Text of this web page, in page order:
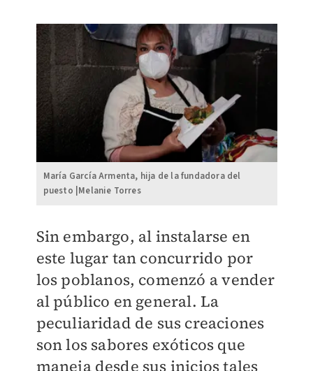
María García Armenta, hija de la fundadora del
puesto |Melanie Torres
Sin embargo, al instalarse en
este lugar tan concurrido por
los poblanos, comenzó a vender
al público en general. La
peculiaridad de sus creaciones
son los sabores exóticos que
maneja desde sus inicios tales